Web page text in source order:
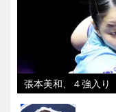
張本美和、４強入り